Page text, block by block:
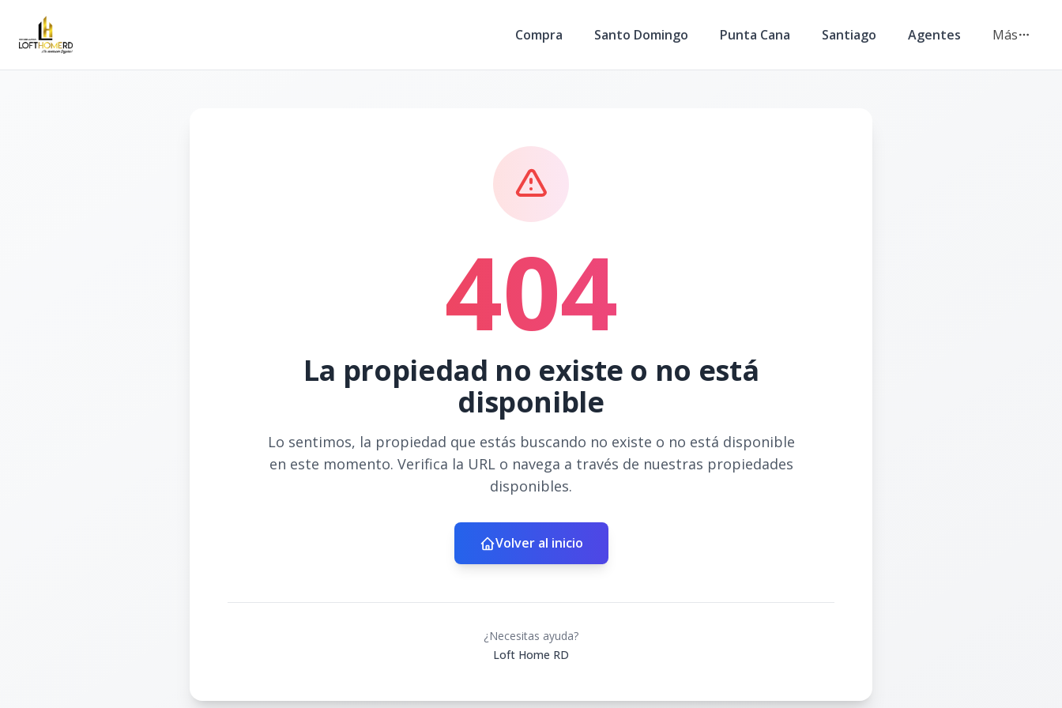
Compra Santo Domingo Punta Cana Santiago Agentes Más
404
La propiedad no existe o no está
disponible
Lo sentimos, la propiedad que estás buscando no existe o no está disponible
en este momento. Verifica la URL o navega a través de nuestras propiedades
disponibles.
Volver al inicio
¿Necesitas ayuda?
Loft Home RD